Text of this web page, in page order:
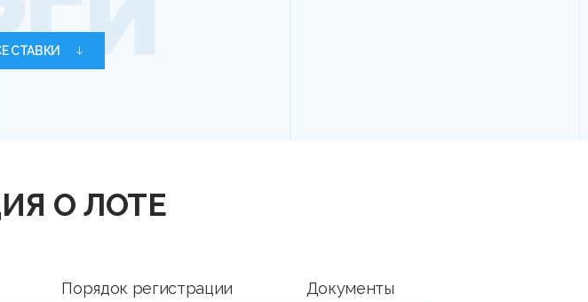
СТАВКИ
О ЛОТЕ
Порядок регистрации Документы